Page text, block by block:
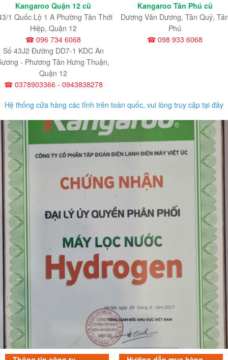
Kangaroo Quận 12 cũ
1 Quốc Lộ 1 A Phường Tân Thới
Hiệp, Quận 12
☎ 096 734 6068
Số 43J2 Đường DD7-1 KDC An
- Phương Tân Hưng Thuận,
Quận 12
☎ 0378903366 - 0943838278
Kangaroo Tân Phú cũ
Dương Văn Dương, Tân Quý,
Phú
☎ 098 933 6068
Hệ thống cửa hàng các tỉnh trên toàn quốc, vui lòng truy cập tại đây